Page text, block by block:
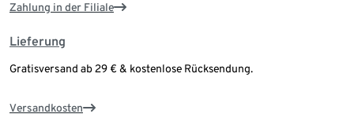
Zahlung in der Filiale
Lieferung
Gratisversand ab 29 € & kostenlose Rücksendung.
Versandkosten